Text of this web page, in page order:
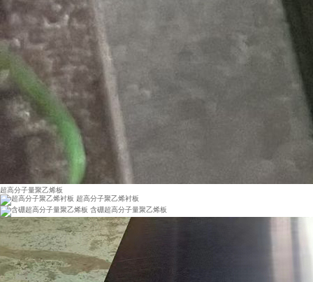
超高分子量聚乙烯板
超高分子聚乙烯衬板
含硼超高分子量聚乙烯板